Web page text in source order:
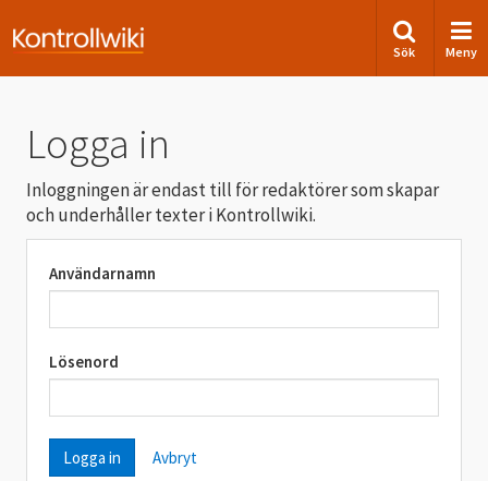
Sök Meny
Logga in
Inloggningen är endast till för redaktörer som skapar
och underhåller texter i Kontrollwiki.
Användarnamn
Lösenord
Avbryt